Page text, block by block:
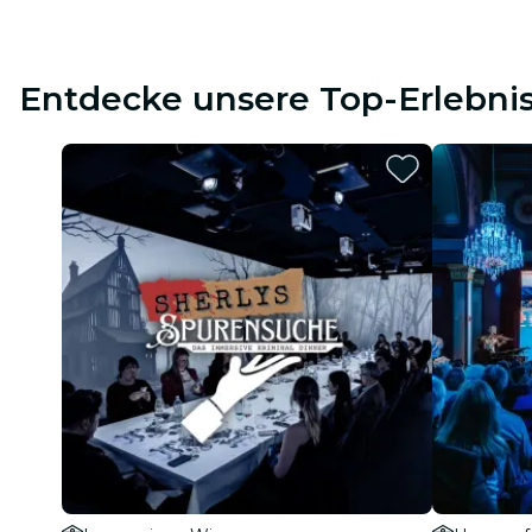
Entdecke unsere Top-